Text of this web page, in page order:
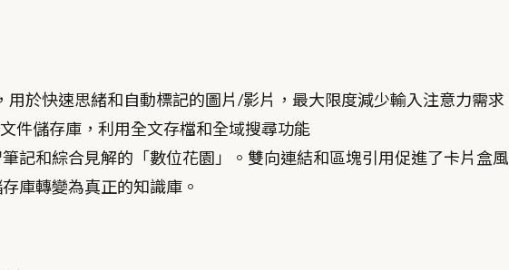
用於快速思緒和自動標記的圖片/影片，最大限度減少輸入注意力需求
件儲存庫，利用全文存檔和全域搜尋功能
記和綜合見解的「數位花園」。雙向連結和區塊引用促進了卡片盒風
庫轉變為真正的知識庫。